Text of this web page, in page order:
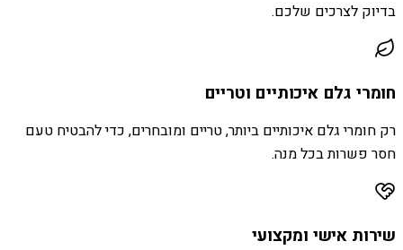
בדיוק לצרכים שלכם.
חומרי גלם איכותיים וטריים
רק חומרי גלם איכותיים ביותר, טריים ומובחרים, כדי להבטיח טעם
חסר פשרות בכל מנה.
שירות אישי ומקצועי